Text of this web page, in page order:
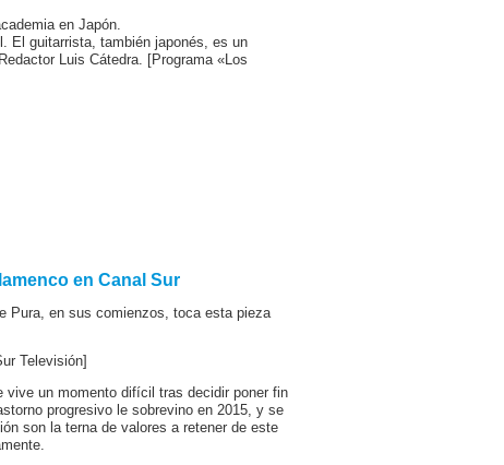
en Japón.
El guitarrista, también japonés, es un
Luis Cátedra. [Programa «Los
en Canal Sur
Pura, en sus comienzos, toca esta pieza
Televisión]
vive un momento difícil tras decidir poner fin
progresivo le sobrevino en 2015, y se
son la terna de valores a retener de este